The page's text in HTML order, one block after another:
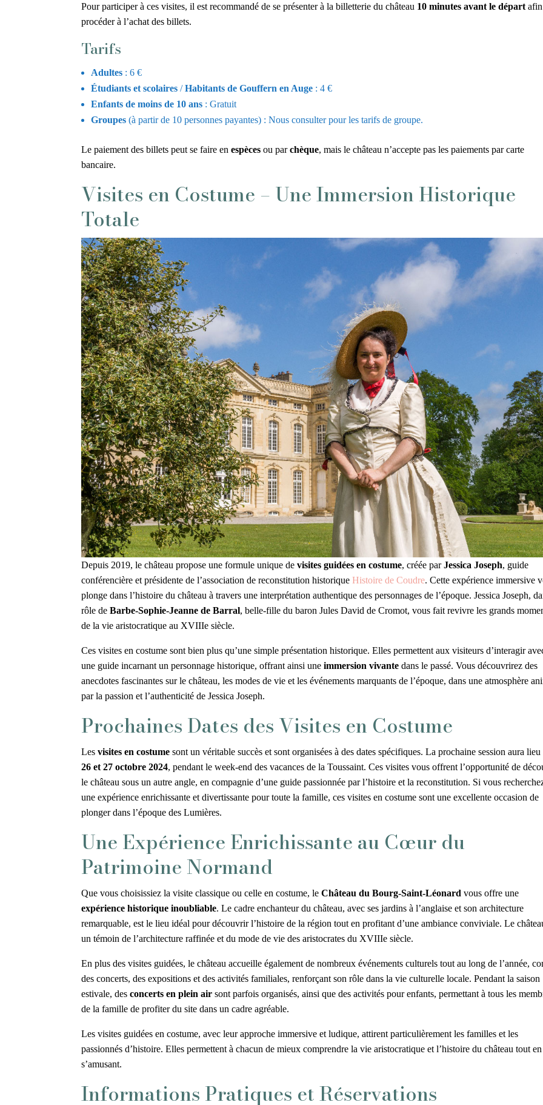
Pour participer à ces visites, il est recommandé de se présenter à la billetterie du château 10 minutes avant le départ
procéder à l’achat des billets.
Tarifs
Adultes : 6 €
Étudiants et scolaires /Habitants de Gouffern en Auge : 4 €
Enfants de moins de 10 ans : Gratuit
Groupes (à partir de 10 personnes payantes) : Nous consulter pour les tarifs de groupe.
Le paiement des billets peut se faire enespèces ou parchèque, mais le château n’accepte pas les paiements par carte
bancaire.
Visites en Costume – Une Immersion Historique
Totale
Depuis 2019, le château propose une formule unique devisites guidées en costume, créée parJessica Joseph, guide
conférencière et présidente de l’association de reconstitution historiqueHistoire de Coudre. Cette expérience immersive
plonge dans l’histoire du château à travers une interprétation authentique des personnages de l’époque. Jessica Joseph,
rôle deBarbe-Sophie-Jeanne de Barral, belle-fille du baron Jules David de Cromot, vous fait revivre les grands
de la vie aristocratique au XVIIIe siècle.
Ces visites en costume sont bien plus qu’une simple présentation historique. Elles permettent aux visiteurs d’interagir
une guide incarnant un personnage historique, offrant ainsi uneimmersion vivante dans le passé. Vous découvrirez des
anecdotes fascinantes sur le château, les modes de vie et les événements marquants de l’époque, dans une atmosphère
par la passion et l’authenticité de Jessica Joseph.
Prochaines Dates des Visites en Costume
Lesvisites en costume sont un véritable succès et sont organisées à des dates spécifiques. La prochaine session aura lieu
26 et 27 octobre 2024, pendant le week-end des vacances de la Toussaint. Ces visites vous offrent l’opportunité de
le château sous un autre angle, en compagnie d’une guide passionnée par l’histoire et la reconstitution. Si vous
une expérience enrichissante et divertissante pour toute la famille, ces visites en costume sont une excellente occasion de
plonger dans l’époque des Lumières.
Une Expérience Enrichissante au Cœur du
Patrimoine Normand
Que vous choisissiez la visite classique ou celle en costume, leChâteau du Bourg-Saint-Léonard vous offre une
expérience historique inoubliable. Le cadre enchanteur du château, avec ses jardins à l’anglaise et son architecture
remarquable, est le lieu idéal pour découvrir l’histoire de la région tout en profitant d’une ambiance conviviale. Le
un témoin de l’architecture raffinée et du mode de vie des aristocrates du XVIIIe siècle.
En plus des visites guidées, le château accueille également de nombreux événements culturels tout au long de l’année,
des concerts, des expositions et des activités familiales, renforçant son rôle dans la vie culturelle locale. Pendant la saison
estivale, desconcerts en plein air sont parfois organisés, ainsi que des activités pour enfants, permettant à tous les
de la famille de profiter du site dans un cadre agréable.
Les visites guidées en costume, avec leur approche immersive et ludique, attirent particulièrement les familles et les
passionnés d’histoire. Elles permettent à chacun de mieux comprendre la vie aristocratique et l’histoire du château tout en
s’amusant.
Informations Pratiques et Réservations